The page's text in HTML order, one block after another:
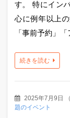
す。 特にイン
心に例年以上
「事前予約」
続きを読む
2025年7月9日 （
題のイベント